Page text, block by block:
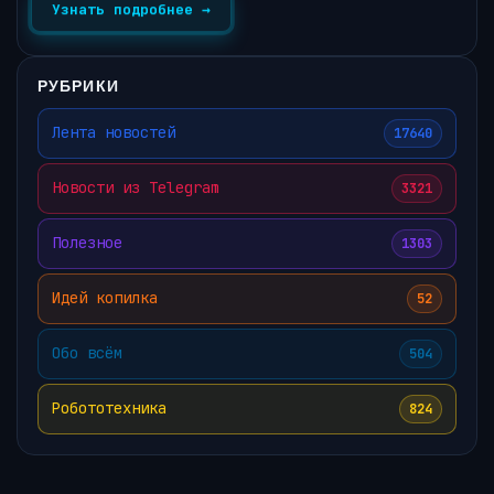
Узнать подробнее →
РУБРИКИ
Лента новостей 17640
Новости из Telegram 3321
Полезное 1303
Идей копилка 52
Обо всём 504
Робототехника 824